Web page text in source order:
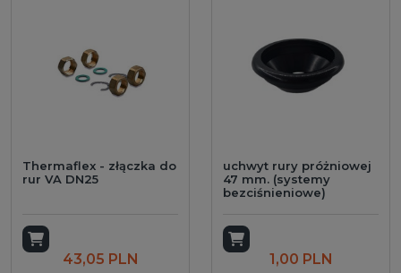
Thermaflex - złączka do
rur VA DN25
Dodaj do koszyka
43,05 PLN
uchwyt rury próżniowej
47 mm. (systemy
bezciśnieniowe)
Dodaj do koszyka
1,00 PLN